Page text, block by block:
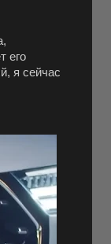
его
я сейчас